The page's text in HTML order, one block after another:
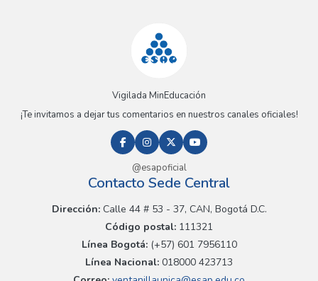
Vigilada MinEducación
¡Te invitamos a dejar tus comentarios en nuestros canales oficiales!
@esapoficial
Contacto Sede Central
Dirección:Calle 44 # 53 - 37, CAN, Bogotá D.C.
Código postal: 111321
Línea Bogotá:(+57) 601 7956110
Línea Nacional: 018000 423713